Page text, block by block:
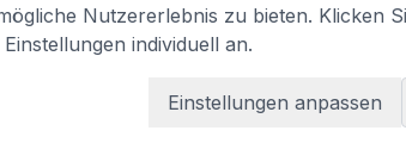
Nutzererlebnis zu bieten. Klicken
individuell an.
Einstellungen anpassen